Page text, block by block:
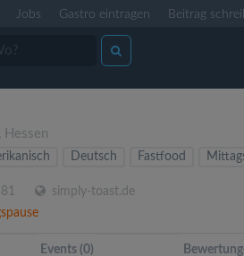
Jobs Gastro eintragen Beitrag
Hessen
Deutsch Fastfood
simply-toast.de
Events (0)